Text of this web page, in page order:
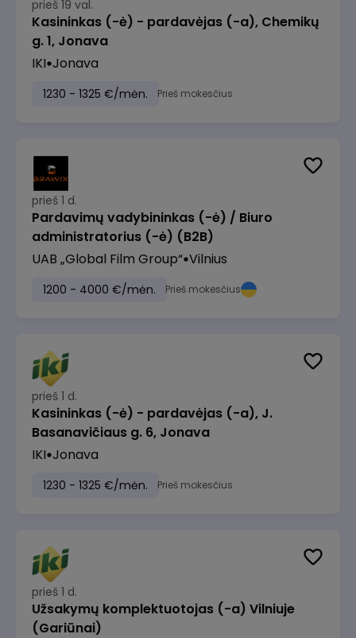
prieš 19 val.
Kasininkas (-ė) - pardavėjas (-a), Chemikų
g. 1, Jonava
IKI Jonava
1230 - 1325 €/mėn. Prieš mokesčius
prieš 1 d.
Pardavimų vadybininkas (-ė) / Biuro
administratorius (-ė) (B2B)
UAB „Global Film Group“ Vilnius
1200 - 4000 €/mėn. Prieš mokesčius
prieš 1 d.
Kasininkas (-ė) - pardavėjas (-a), J.
Basanavičiaus g. 6, Jonava
IKI Jonava
1230 - 1325 €/mėn. Prieš mokesčius
prieš 1 d.
Užsakymų komplektuotojas (-a) Vilniuje
(Gariūnai)